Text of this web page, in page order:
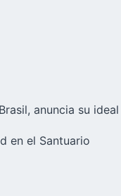
anuncia su ideal
en el Santuario